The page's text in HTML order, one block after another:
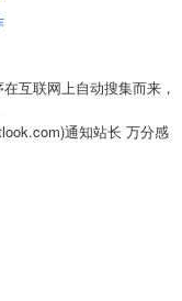
互联网上自动搜集而来，
通知站长 万分感